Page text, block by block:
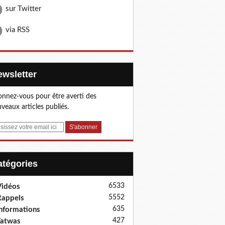
sur Twitter
via RSS
vous pour être averti des
articles publiés.
6533
5552
635
427